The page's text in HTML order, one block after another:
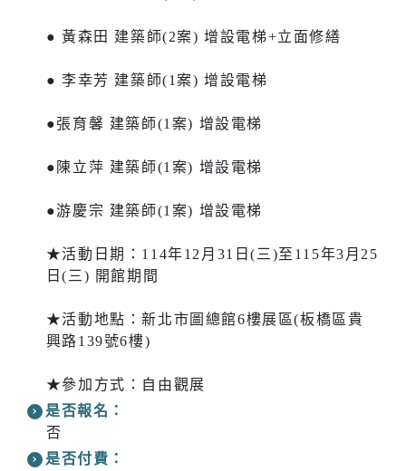
● 黃森田 建築師(2案) 增設電梯+立面修繕
● 李幸芳 建築師(1案) 增設電梯
●張育馨 建築師(1案) 增設電梯
●陳立萍 建築師(1案) 增設電梯
●游慶宗 建築師(1案) 增設電梯
★活動日期：114年12月31日(三)至115年3月25
日(三) 開館期間
★活動地點：新北市圖總館6樓展區(板橋區貴
興路139號6樓)
★參加方式：自由觀展
是否報名：
否
是否付費：